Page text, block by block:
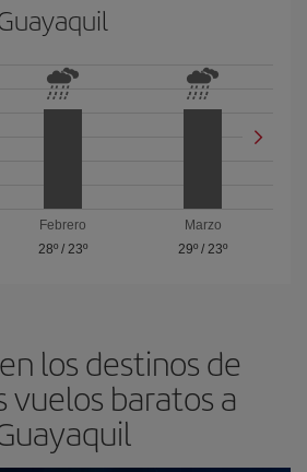
Febrero
28º/ 23º
Marzo
29º /23º
los destinos de
vuelos baratos a